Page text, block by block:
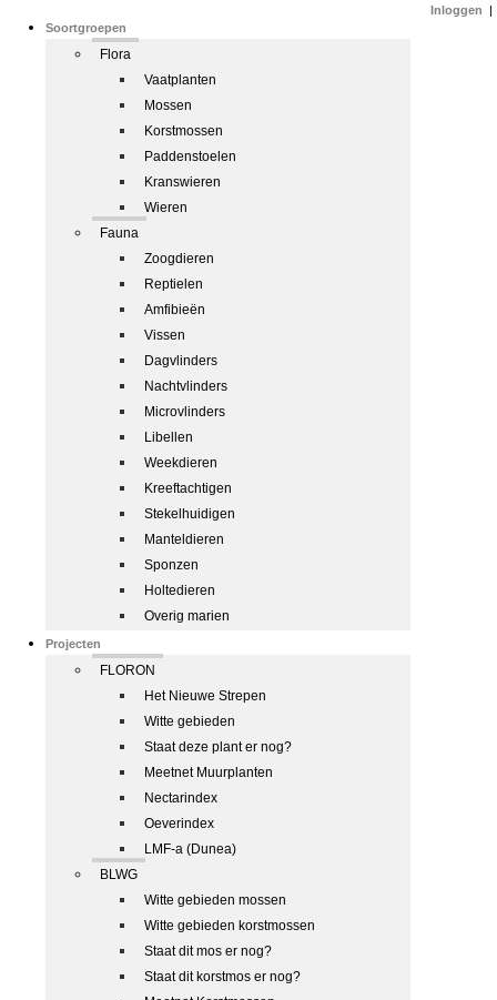
Soortgroepen
Flora
Vaatplanten
Mossen
Korstmossen
Paddenstoelen
Kranswieren
Wieren
Fauna
Zoogdieren
Reptielen
Amfibieën
Vissen
Dagvlinders
Nachtvlinders
Microvlinders
Libellen
Weekdieren
Kreeftachtigen
Stekelhuidigen
Manteldieren
Sponzen
Holtedieren
Overig marien
Projecten
FLORON
Het Nieuwe Strepen
Witte gebieden
Staat deze plant er nog?
Meetnet Muurplanten
Nectarindex
Oeverindex
LMF-a (Dunea)
BLWG
Witte gebieden mossen
Witte gebieden korstmossen
Staat dit mos er nog?
Staat dit korstmos er nog?
Inloggen |